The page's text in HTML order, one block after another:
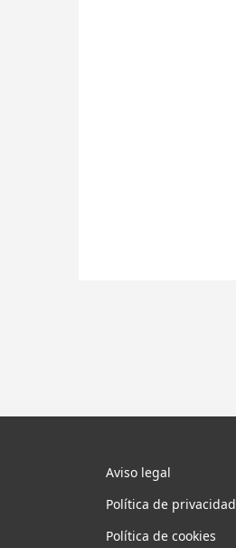
Aviso legal
Política de privacidad
Política de cookies